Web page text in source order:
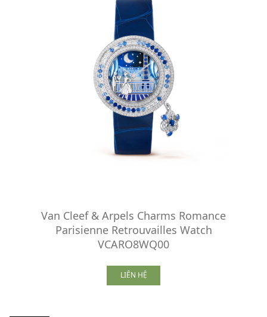
Van Cleef & Arpels Charms Romance
Parisienne Retrouvailles Watch
VCARO8WQ00
LIÊN HỆ